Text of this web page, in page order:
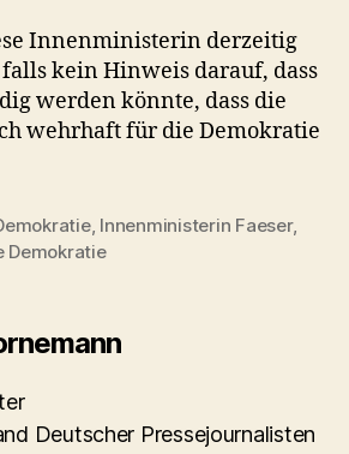
Innenministerin derzeitig
kein Hinweis darauf, dass
werden könnte, dass die
wehrhaft für die Demokratie
, Innenministerin Faeser,
Demokratie
Deutscher Pressejournalisten